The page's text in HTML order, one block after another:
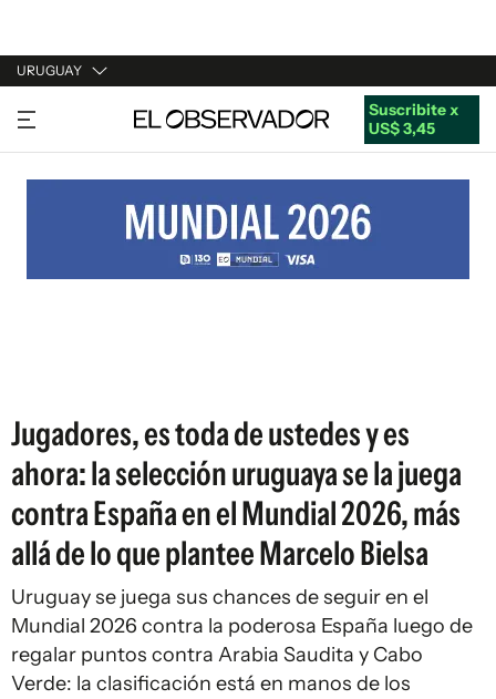
URUGUAY
URUGUAY
ARGENTINA
ESTADOS UNIDOS
Suscribite x
US$ 3,45
Jugadores, es toda de ustedes y es
ahora: la selección uruguaya se la juega
contra España en el Mundial 2026, más
allá de lo que plantee Marcelo Bielsa
Uruguay se juega sus chances de seguir en el
Mundial 2026 contra la poderosa España luego de
regalar puntos contra Arabia Saudita y Cabo
Verde: la clasificación está en manos de los